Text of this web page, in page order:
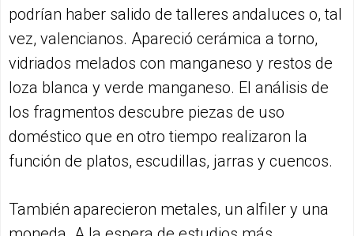
podrían haber salido de talleres andaluces o, tal
vez, valencianos. Apareció cerámica a torno,
vidriados melados con manganeso y restos de
loza blanca y verde manganeso. El análisis de
los fragmentos descubre piezas de uso
doméstico que en otro tiempo realizaron la
función de platos, escudillas, jarras y cuencos.
También aparecieron metales, un alfiler y una